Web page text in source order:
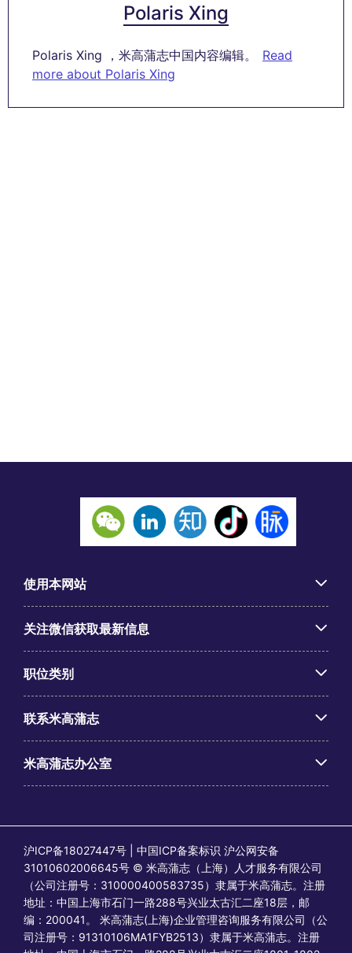
Polaris Xing
Polaris Xing ，米高蒲志中国内容编辑。
Read
more about Polaris Xing
使用本网站
关注微信获取最新信息
职位类别
联系米高蒲志
米高蒲志办公室
沪ICP备18027447号 | 中国ICP备案标识 沪公网安备
31010602006645号 © 米高蒲志（上海）人才服务有限公司
（公司注册号：310000400583735）隶属于米高蒲志。注册
地址：中国上海市石门一路288号兴业太古汇二座18层，邮
编：200041。 米高蒲志(上海)企业管理咨询服务有限公司（公
司注册号：91310106MA1FYB2513）隶属于米高蒲志。注册